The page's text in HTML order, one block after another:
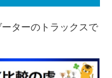
ターのトラックスで